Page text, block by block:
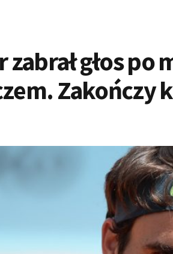
zabrał głos po
Zakończy